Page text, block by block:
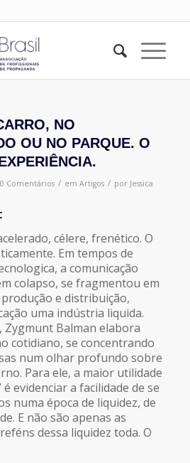
NO
OU NO PARQUE. O
0 Comentários / em Artigos / por Jessica
célere, frenético. O
Em tempos de
a comunicação
colapso, se fragmentou em
e distribuição,
uma indústria liquida.
Zygmunt Balman elabora
cotidiano, se concentrando
num olhar profundo sobre
Para ele, a maior utilidade
evidenciar a facilidade de se
numa época de liquidez, de
E não são apenas as
dessa liquidez toda. O